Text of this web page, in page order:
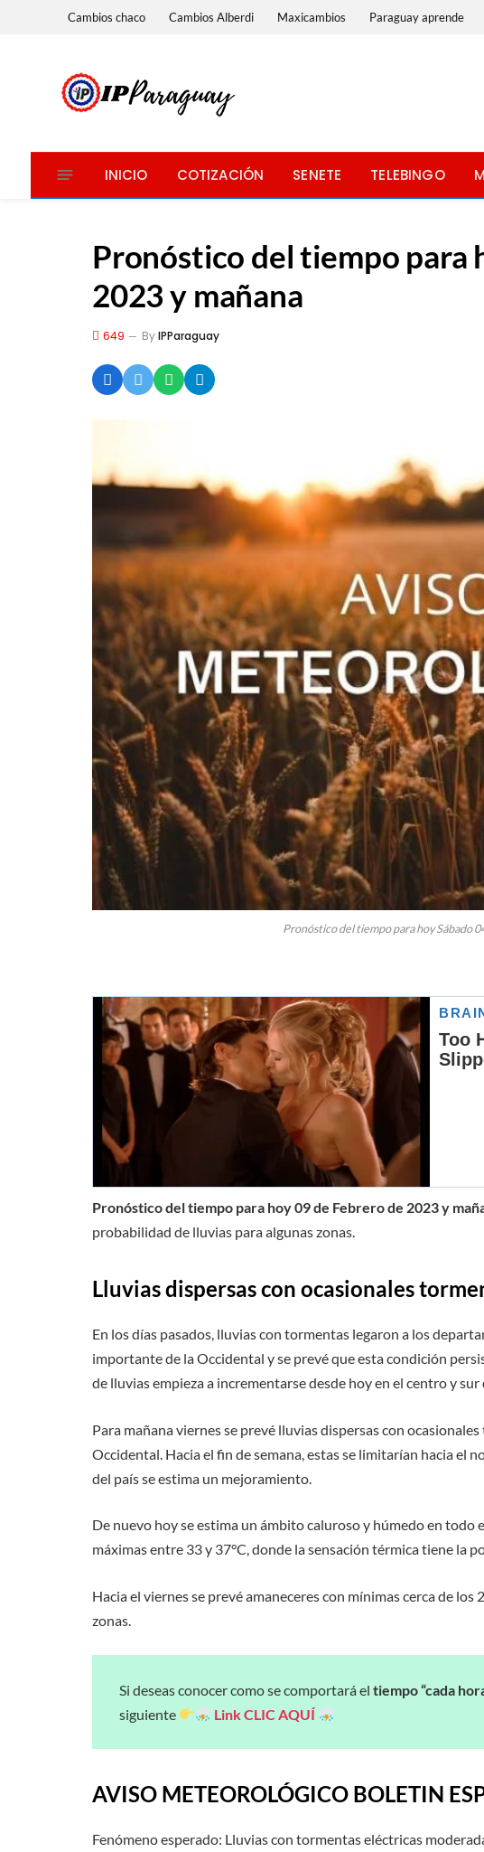
Cambios chaco Cambios Alberdi Maxicambios Paraguay aprende
INICIO COTIZACIÓN SENETE TELEBINGO
Pronóstico del tiempo para
2023 y mañana
649 ByIPParaguay
Pronóstico del tiempo para hoy Sábado
Pronóstico del tiempo para hoy 09 de Febrero de 2023 y
probabilidad de lluvias para algunas zonas.
Lluvias dispersas con ocasionales
En los días pasados, lluvias con tormentas legaron a los
importante de la Occidental y se prevé que esta condición
de lluvias empieza a incrementarse desde hoy en el centro y
Para mañana viernes se prevé lluvias dispersas con
Occidental. Hacia el fin de semana, estas se limitarían hacia el
del país se estima un mejoramiento.
De nuevo hoy se estima un ámbito caluroso y húmedo en
máximas entre 33 y 37°C, donde la sensación térmica tiene la
Hacia el viernes se prevé amaneceres con mínimas cerca de los
zonas.
Si deseas conocer como se comportará el tiempo “cada
siguiente
LinkCLIC AQUÍ
AVISO METEOROLÓGICO BOLETIN
Fenómeno esperado: Lluvias con tormentas eléctricas